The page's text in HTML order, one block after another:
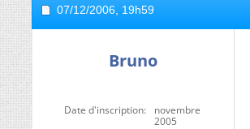
07/12/2006, 19h59
Bruno
Date d'inscription
novembre
2005